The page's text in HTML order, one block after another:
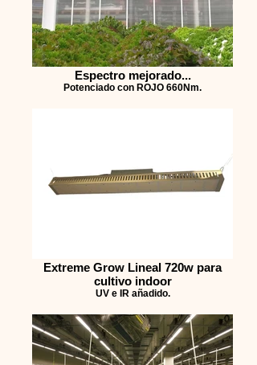
Espectro mejorado...
Potenciado con ROJO 660Nm.
Extreme Grow Lineal 720w para
cultivo indoor
UV e IR añadido.